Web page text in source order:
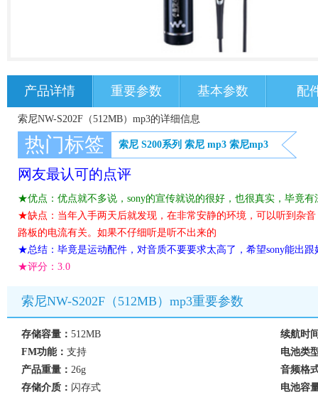
产品详情 重要参数 基本参数 配
索尼NW-S202F（512MB）mp3的详细信息
热门标签 索尼 S200系列 索尼 mp3 索尼mp3
网友最认可的点评
★优点：优点就不多说，sony的宣传就说的很好，也很真实，毕竟
★缺点：当年入手两天后就发现，在非常安静的环境，可以听到杂
路板的电流有关。如果不仔细听是听不出来的
★总结：毕竟是运动配件，对音质不要要求太高了，希望sony能出跟
★评分： 3.0
索尼NW-S202F（512MB）mp3重要参数
存储容量： 512MB
续航时
FM功能： 支持
电池类
产品重量： 26g
音频格
存储介质： 闪存式
电池容